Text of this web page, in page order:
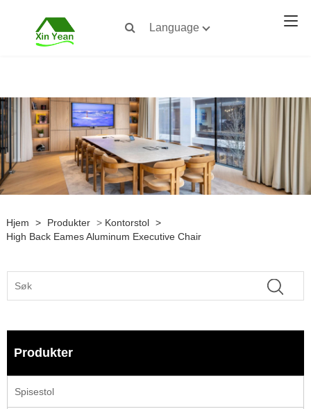
Language
Hjem > Produkter > Kontorstol >
High Back Eames Aluminum Executive Chair
Produkter
Spisestol